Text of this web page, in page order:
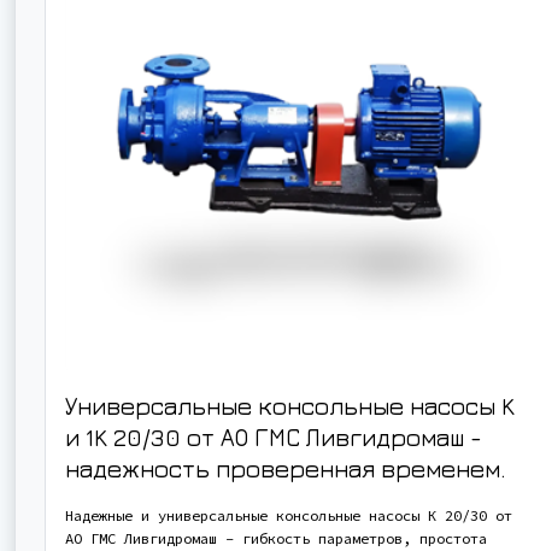
Универсальные консольные насосы K
и 1K 20/30 от АО ГМС Ливгидромаш -
надежность проверенная временем.
Надежные и универсальные консольные насосы К 20/30 от
АО ГМС Ливгидромаш - гибкость параметров, простота